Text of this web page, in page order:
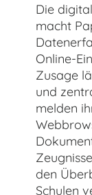
Die
macht
Online-
Zusage
und
melden
den
Schulen